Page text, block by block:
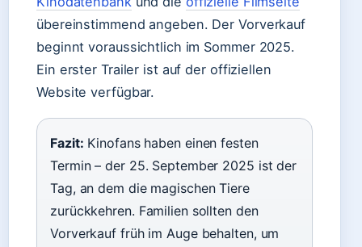
übereinstimmend angeben. Der Vorverkauf
beginnt voraussichtlich im Sommer 2025.
Ein erster Trailer ist auf der offiziellen
Website verfügbar.
Fazit: Kinofans haben einen festen
Termin – der 25. September 2025 ist der
Tag, an dem die magischen Tiere
zurückkehren. Familien sollten den
Vorverkauf früh im Auge behalten, um